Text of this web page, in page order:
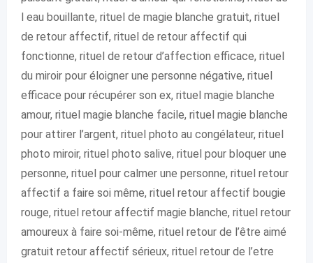
l eau bouillante, rituel de magie blanche gratuit, rituel
de retour affectif, rituel de retour affectif qui
fonctionne, rituel de retour d’affection efficace, rituel
du miroir pour éloigner une personne négative, rituel
efficace pour récupérer son ex, rituel magie blanche
amour, rituel magie blanche facile, rituel magie blanche
pour attirer l’argent, rituel photo au congélateur, rituel
photo miroir, rituel photo salive, rituel pour bloquer une
personne, rituel pour calmer une personne, rituel retour
affectif a faire soi même, rituel retour affectif bougie
rouge, rituel retour affectif magie blanche, rituel retour
amoureux à faire soi-même, rituel retour de l’être aimé
gratuit retour affectif sérieux, rituel retour de l’etre